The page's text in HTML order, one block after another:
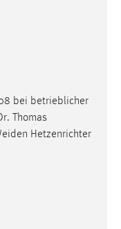
bei betrieblicher
. Thomas
Hetzenrichter